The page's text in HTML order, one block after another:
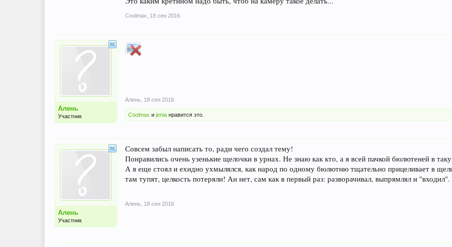
Coolmax 18 сен 2016
Алень
Участник
Алень 18 сен 2016
Coolmax и jenia нравится это.
Алень
Участник
Совсем забыл написать то, ради чего создал тему!
Понравились очень узенькие щелочки в урнах. Не знаю как кто, а я всей пачкой бюлютеней в
А я еще стоял и ехидно ухмылялся, как народ по одному бюлютню тщательно прицеливает в
там тупят, целкость потеряли! Ан нет, сам как в первый раз: разворачивал, выпрямлял и "входил".
Алень 18 сен 2016